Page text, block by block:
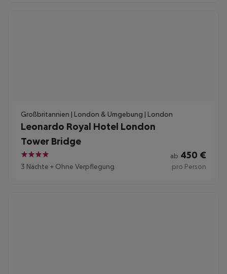
Großbritannien | London & Umgebung | London
Leonardo Royal Hotel London
Tower Bridge
4
3 Nächte + Ohne Verpflegung
ab 450 €
pro Person